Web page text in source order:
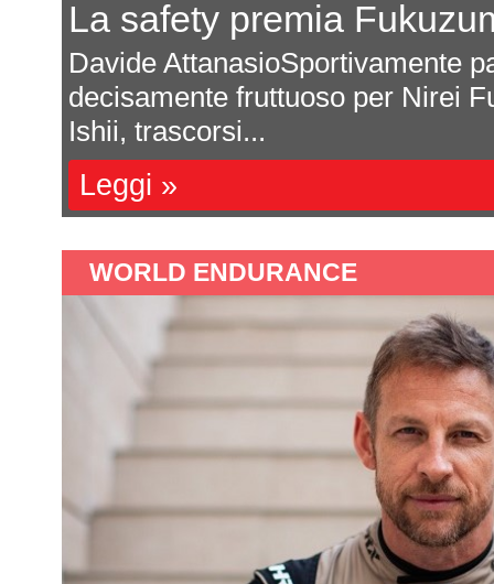
La safety premia
Davide AttanasioSportivamente
decisamente fruttuoso per Nirei
Ishii, trascorsi...
Leggi »
WORLD ENDURANCE